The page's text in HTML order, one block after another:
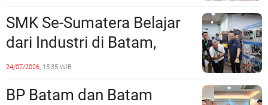
Rekayasa Lalu Lintasnya
SMK Se-Sumatera Belajar
dari Industri di Batam,
Siapkan Lulusan Siap Kerja
Era Digital
24/07/2026, 15:35 WIB
BP Batam dan Batam